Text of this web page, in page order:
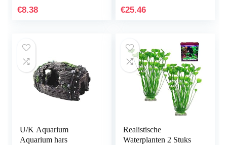
Aquarium Groen
€8.38 €25.46
U/K Aquarium
Aquarium hars
Realistische
Waterplanten 2 Stuks